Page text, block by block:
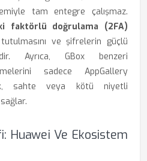
tam entegre çalışmaz.
faktörlü doğrulama (2FA)
ve şifrelerin güçlü
Ayrıca, GBox benzeri
sadece AppGallery
sahte veya kötü niyetli
Huawei Ve Ekosistem